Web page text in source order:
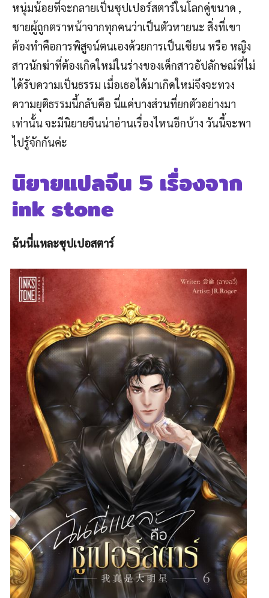
หนุ่มน้อยที่จะกลายเป็นซุปเปอร์สตาร์ในโลกคู่ขนาด ,
ชายผู้ถูกตราหน้าจากทุกคนว่าเป็นตัวหายนะ สิ่งที่เขา
ต้องทำคือการพิสูจน์ตนเองด้วยการเป็นเซียน หรือ หญิง
สาวนักฆ่าที่ต้องเกิดใหม่ในร่างของเด็กสาวอัปลักษณ์ที่ไม่
ได้รับความเป็นธรรม เมื่อเธอได้มาเกิดใหม่จึงจะทวง
ความยุติธรรมนี้กลับคือ นี่แค่บางส่วนที่ยกตัวอย่างมา
เท่านั้น จะมีนิยายจีนน่าอ่านเรื่องไหนอีกบ้าง วันนี้จะพา
ไปรู้จักกันค่ะ
นิยายแปลจีน 5 เรื่องจาก
ink stone
ฉันนี่แหละซุปเปอสตาร์